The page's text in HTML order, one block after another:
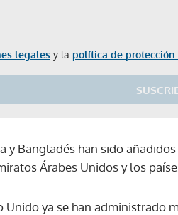
legales y la política de protección
y Bangladés han sido
Árabes Unidos y los
Unido ya se han administrado